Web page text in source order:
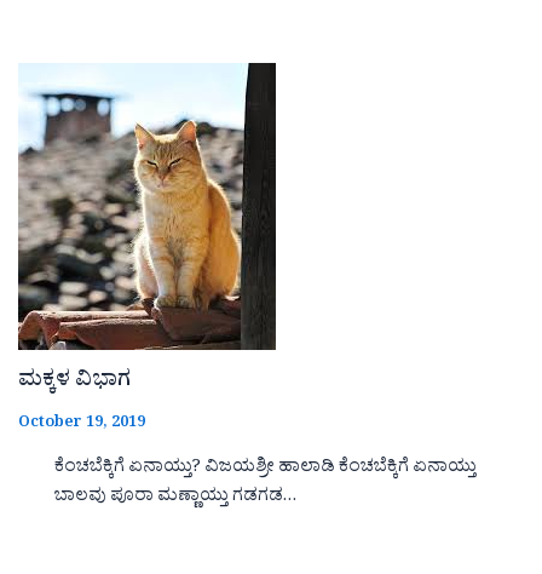
ಮಕ್ಕಳ ವಿಭಾಗ
October 19, 2019
ಕೆಂಚಬೆಕ್ಕಿಗೆ ಏನಾಯ್ತು? ವಿಜಯಶ್ರೀ ಹಾಲಾಡಿ ಕೆಂಚಬೆಕ್ಕಿಗೆ ಏನಾಯ್ತು
ಬಾಲವು ಪೂರಾ ಮಣ್ಣಾಯ್ತು ಗಡಗಡ…